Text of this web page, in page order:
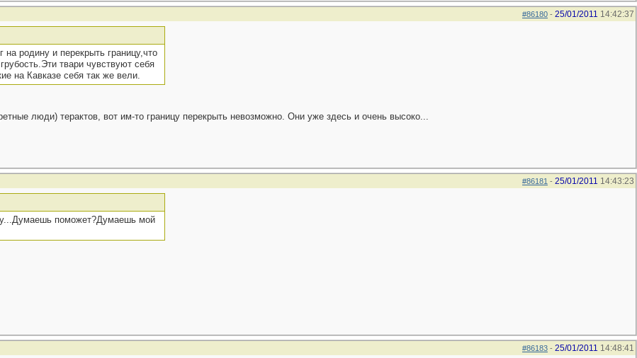
#86180 - 25/01/2011 14:42:37
родину и перекрыть границу,что
твари чувствуют себя
на Кавказе себя так же вели.
люди) терактов, вот им-то границу перекрыть невозможно. Они уже здесь и очень высоко...
#86181 - 25/01/2011 14:43:23
поможет?Думаешь мой
#86183 - 25/01/2011 14:48:41